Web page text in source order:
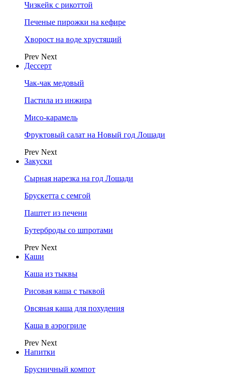
Чизкейк с рикоттой
Печеные пирожки на кефире
Хворост на воде хрустящий
Prev Next
Дессерт
Чак-чак медовый
Пастила из инжира
Мисо-карамель
Фруктовый салат на Новый год Лошади
Prev Next
Закуски
Сырная нарезка на год Лошади
Брускетта с семгой
Паштет из печени
Бутерброды со шпротами
Prev Next
Каши
Каша из тыквы
Рисовая каша с тыквой
Овсяная каша для похудения
Каша в аэрогриле
Prev Next
Напитки
Брусничный компот